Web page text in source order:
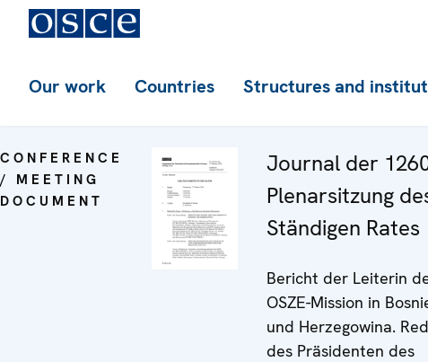
Our work Countries Structures and
CONFERENCE
/ MEETING
DOCUMENT
Journal der
Plenarsitzung
Ständigen Rates
Bericht der Leiterin
OSZE-Mission in
und Herzegowina.
des Präsidenten des